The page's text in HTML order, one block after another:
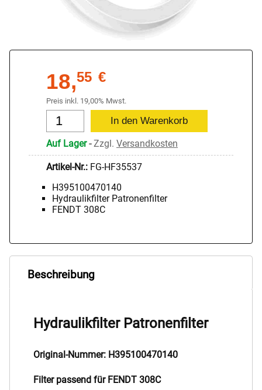
18,55 €
Preis inkl. 19,00% Mwst.
Auf Lager-Zzgl. Versandkosten
Artikel-Nr.: FG-HF35537
H395100470140
Hydraulikfilter Patronenfilter
FENDT 308C
Beschreibung
Hydraulikfilter Patronenfilter
Original-Nummer: H395100470140
Filter passend für FENDT 308C